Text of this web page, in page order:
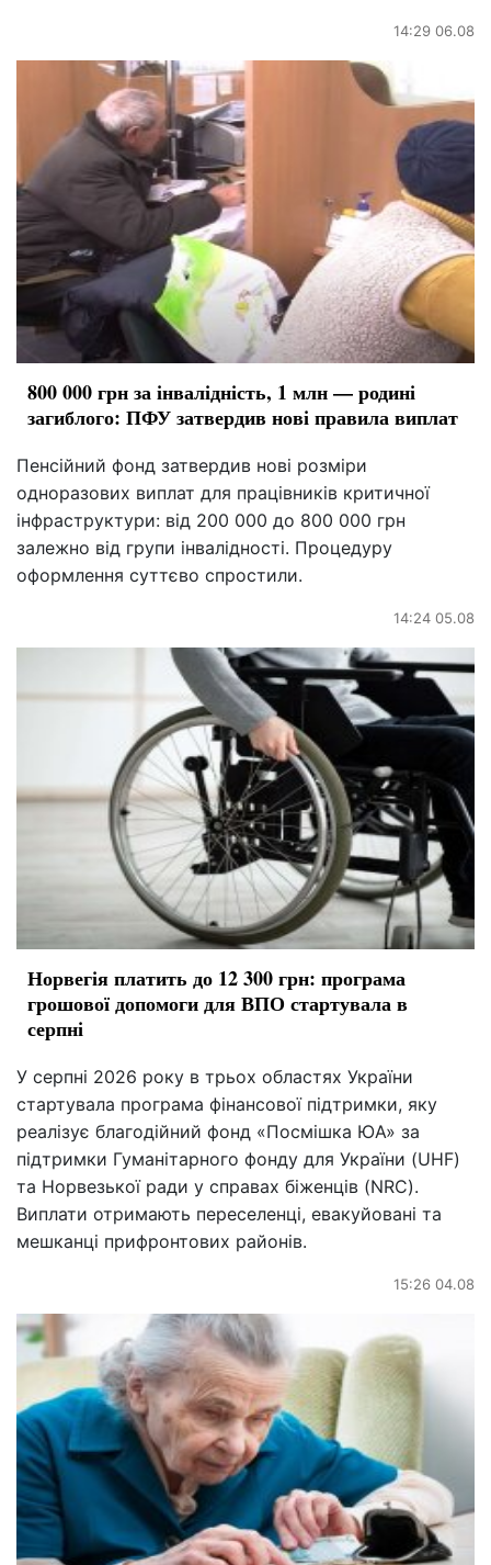
14:29 06.08
800 000 грн за інвалідність, 1 млн — родині
загиблого: ПФУ затвердив нові правила виплат
Пенсійний фонд затвердив нові розміри
одноразових виплат для працівників критичної
інфраструктури: від 200 000 до 800 000 грн
залежно від групи інвалідності. Процедуру
оформлення суттєво спростили.
14:24 05.08
Норвегія платить до 12 300 грн: програма
грошової допомоги для ВПО стартувала в
серпні
У серпні 2026 року в трьох областях України
стартувала програма фінансової підтримки, яку
реалізує благодійний фонд «Посмішка ЮА» за
підтримки Гуманітарного фонду для України (UHF)
та Норвезької ради у справах біженців (NRC).
Виплати отримають переселенці, евакуйовані та
мешканці прифронтових районів.
15:26 04.08